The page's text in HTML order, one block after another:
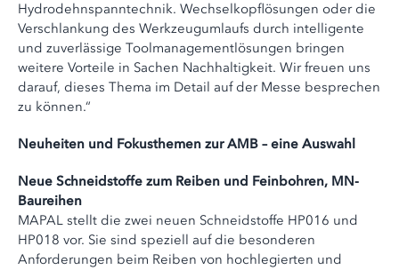
Hydrodehnspanntechnik. Wechselkopflösungen oder die
Verschlankung des Werkzeugumlaufs durch intelligente
und zuverlässige Toolmanagementlösungen bringen
weitere Vorteile in Sachen Nachhaltigkeit. Wir freuen uns
darauf, dieses Thema im Detail auf der Messe besprechen
zu können.“
Neuheiten und Fokusthemen zur AMB – eine Auswahl
Neue Schneidstoffe zum Reiben und Feinbohren, MN-
Baureihen
MAPAL stellt die zwei neuen Schneidstoffe HP016 und
HP018 vor. Sie sind speziell auf die besonderen
Anforderungen beim Reiben von hochlegierten und